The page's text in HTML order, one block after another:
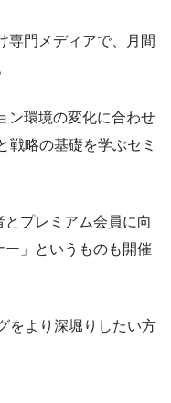
専門メディアで、月間
ン環境の変化に合わせ
戦略の基礎を学ぶセミ
プレミアム会員に向
」というものも開催
をより深堀りしたい方